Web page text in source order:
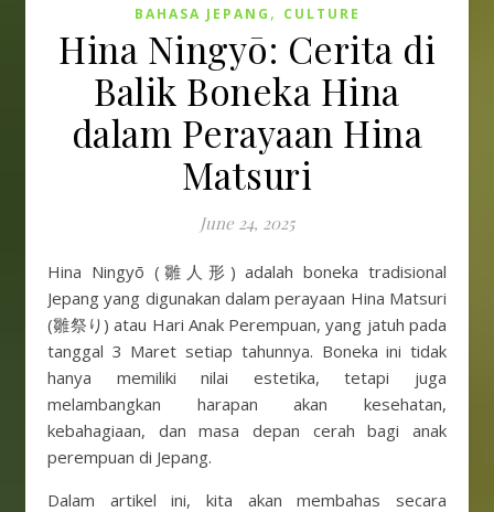
BAHASA JEPANG , CULTURE
Hina Ningyō: Cerita di
Balik Boneka Hina
dalam Perayaan Hina
Matsuri
June 24, 2025
Hina Ningyō (雛人形) adalah boneka tradisional
Jepang yang digunakan dalam perayaan Hina Matsuri
(雛祭り) atau Hari Anak Perempuan, yang jatuh pada
tanggal 3 Maret setiap tahunnya. Boneka ini tidak
hanya memiliki nilai estetika, tetapi juga
melambangkan harapan akan kesehatan,
kebahagiaan, dan masa depan cerah bagi anak
perempuan di Jepang.
Dalam artikel ini, kita akan membahas secara